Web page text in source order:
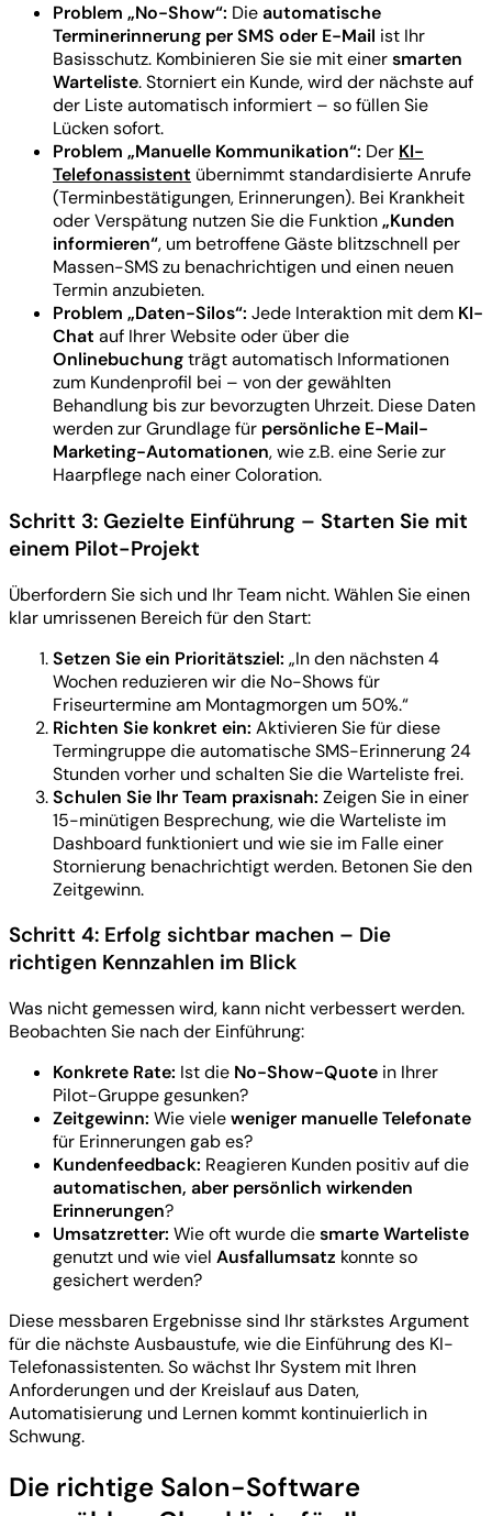
Problem „No-Show“: Dieautomatische
Terminerinnerung per SMS oder E-Mail ist Ihr
Basisschutz. Kombinieren Sie sie mit einersmarten
Warteliste. Storniert ein Kunde, wird der nächste auf
der Liste automatisch informiert – so füllen Sie
Lücken sofort.
Problem „Manuelle Kommunikation“: Der KI-
Telefonassistent übernimmt standardisierte Anrufe
(Terminbestätigungen, Erinnerungen). Bei Krankheit
oder Verspätung nutzen Sie die Funktion„Kunden
informieren“, um betroffene Gäste blitzschnell per
Massen-SMS zu benachrichtigen und einen neuen
Termin anzubieten.
Problem „Daten-Silos“: Jede Interaktion mit dem KI-
Chat auf Ihrer Website oder über die
Onlinebuchungträgt automatisch Informationen
zum Kundenprofil bei – von der gewählten
Behandlung bis zur bevorzugten Uhrzeit. Diese Daten
werden zur Grundlage für persönliche E-Mail-
Marketing-Automationen, wie z.B. eine Serie zur
Haarpflege nach einer Coloration.
Schritt 3: Gezielte Einführung – Starten Sie mit
einem Pilot-Projekt
Überfordern Sie sich und Ihr Team nicht. Wählen Sie einen
klar umrissenen Bereich für den Start:
Setzen Sie ein Prioritätsziel: „In den nächsten 4
Wochen reduzieren wir die No-Shows für
Friseurtermine am Montagmorgen um 50%.“
Richten Sie konkret ein: Aktivieren Sie für diese
Termingruppe die automatische SMS-Erinnerung 24
Stunden vorher und schalten Sie die Warteliste frei.
Schulen Sie Ihr Team praxisnah: Zeigen Sie in einer
15-minütigen Besprechung, wie die Warteliste im
Dashboard funktioniert und wie sie im Falle einer
Stornierung benachrichtigt werden. Betonen Sie den
Zeitgewinn.
Schritt 4: Erfolg sichtbar machen – Die
richtigen Kennzahlen im Blick
Was nicht gemessen wird, kann nicht verbessert werden.
Beobachten Sie nach der Einführung:
Konkrete Rate: Ist die No-Show-Quote in Ihrer
Pilot-Gruppe gesunken?
Zeitgewinn: Wie vieleweniger manuelle Telefonate
für Erinnerungen gab es?
Kundenfeedback: Reagieren Kunden positiv auf die
automatischen, aber persönlich wirkenden
Erinnerungen?
Umsatzretter: Wie oft wurde diesmarte Warteliste
genutzt und wie viel Ausfallumsatz konnte so
gesichert werden?
Diese messbaren Ergebnisse sind Ihr stärkstes Argument
für die nächste Ausbaustufe, wie die Einführung des KI-
Telefonassistenten. So wächst Ihr System mit Ihren
Anforderungen und der Kreislauf aus Daten,
Automatisierung und Lernen kommt kontinuierlich in
Schwung.
Die richtige Salon-Software